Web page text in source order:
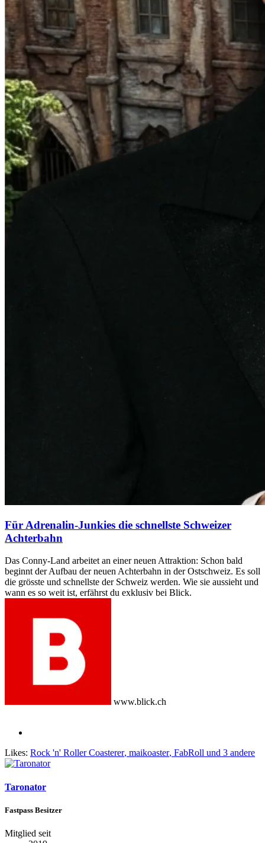
Für Adrenalin-Junkies die schnellste Schweizer
Achterbahn
Das Conny-Land arbeitet an einer neuen Attraktion: Schon bald
beginnt der Aufbau der neuen Achterbahn in der Ostschweiz. Es soll
die grösste und schnellste der Schweiz werden. Wie sie aussieht und
wann es so weit ist, erfährst du exklusiv bei Blick.
www.blick.ch
Likes: Rock 'n' Roller Coasterer, maikoaster, FabRoll und 3 andere
Taronator
Fastpass Besitzer
Mitglied seit